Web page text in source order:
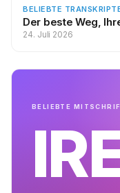
BELIEBTE
Der beste Weg,
24. Juli 2026
BELIEBTE